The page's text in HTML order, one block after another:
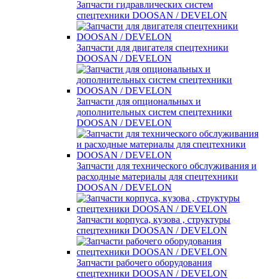
Запчасти гидравлических систем
спецтехники DOOSAN / DEVELON
Запчасти для двигателя спецтехники
DOOSAN / DEVELON
Запчасти для опциональных и
дополнительных систем спецтехники
DOOSAN / DEVELON
Запчасти для технического обслуживания и
расходные материалы для спецтехники
DOOSAN / DEVELON
Запчасти корпуса, кузова , структуры
спецтехники DOOSAN / DEVELON
Запчасти рабочего оборудования
спецтехники DOOSAN / DEVELON